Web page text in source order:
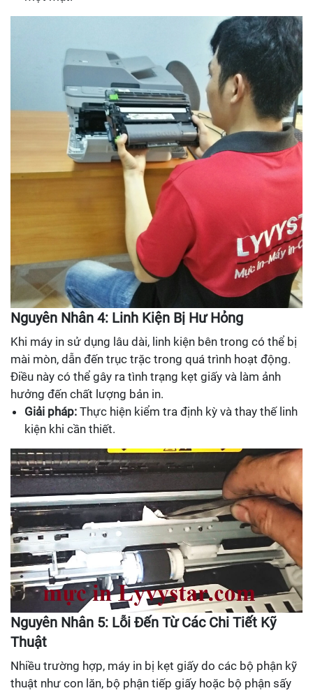
Nguyên Nhân 4: Linh Kiện Bị Hư Hỏng
Khi máy in sử dụng lâu dài, linh kiện bên trong có thể bị
mài mòn, dẫn đến trục trặc trong quá trình hoạt động.
Điều này có thể gây ra tình trạng kẹt giấy và làm ảnh
hưởng đến chất lượng bản in.
Giải pháp: Thực hiện kiểm tra định kỳ và thay thế linh
kiện khi cần thiết.
Nguyên Nhân 5: Lỗi Đến Từ Các Chi Tiết Kỹ
Thuật
Nhiều trường hợp, máy in bị kẹt giấy do các bộ phận kỹ
thuật như con lăn, bộ phận tiếp giấy hoặc bộ phận sấy